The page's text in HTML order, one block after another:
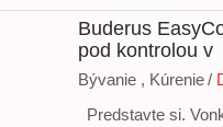
Buderus
pod kontrolou v
Bývanie , Kúrenie/
Predstavte si.